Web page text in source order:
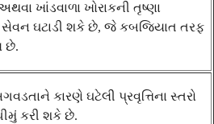
ખાંડવાળા ખોરાકની તૃષ્ણા
ઘટાડી શકે છે, જે કબજિયાત તરફ
છે.
કારણે ઘટેલી પ્રવૃત્તિના સ્તરો
કરી શકે છે.